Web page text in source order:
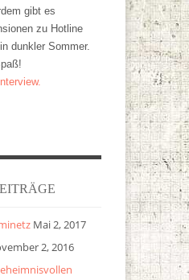
gibt es
zu Hotline
dunkler Sommer.
Mai 2, 2017
2, 2016